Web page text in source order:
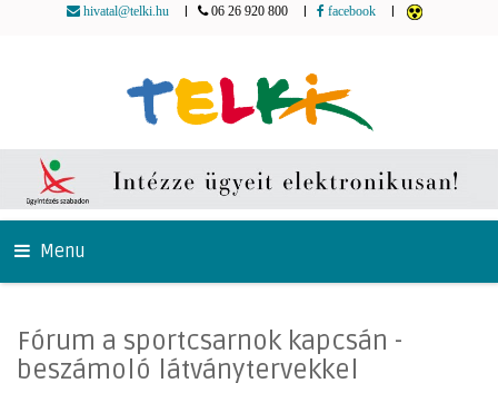
hivatal@telki.hu 06 26 920 800 facebook
Menu
Fórum a sportcsarnok kapcsán -
beszámoló látványtervekkel